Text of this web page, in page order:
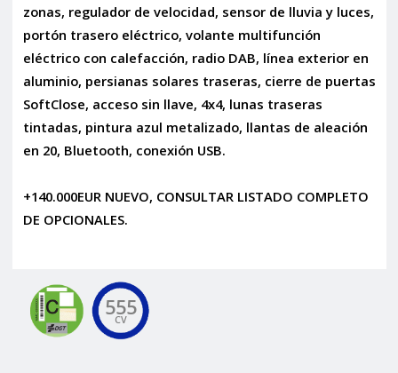
zonas, regulador de velocidad, sensor de lluvia y luces,
portón trasero eléctrico, volante multifunción
eléctrico con calefacción, radio DAB, línea exterior en
aluminio, persianas solares traseras, cierre de puertas
SoftClose, acceso sin llave, 4x4, lunas traseras
tintadas, pintura azul metalizado, llantas de aleación
en 20, Bluetooth, conexión USB.
+140.000EUR NUEVO, CONSULTAR LISTADO COMPLETO
DE OPCIONALES.
555
CV